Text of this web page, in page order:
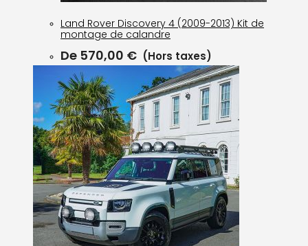
Land Rover Discovery 4 (2009-2013) Kit de
montage de calandre
De 570,00 € (Hors taxes)